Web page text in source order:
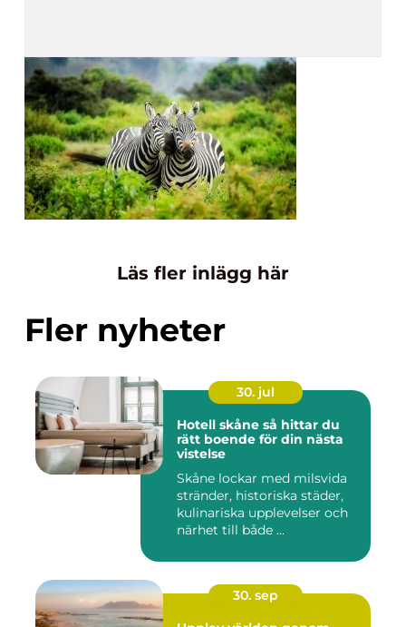
Läs fler inlägg här
Fler nyheter
30. jul
Hotell skåne så hittar du
rätt boende för din nästa
vistelse
Skåne lockar med milsvida
stränder, historiska städer,
kulinariska upplevelser och
närhet till både ...
30. sep